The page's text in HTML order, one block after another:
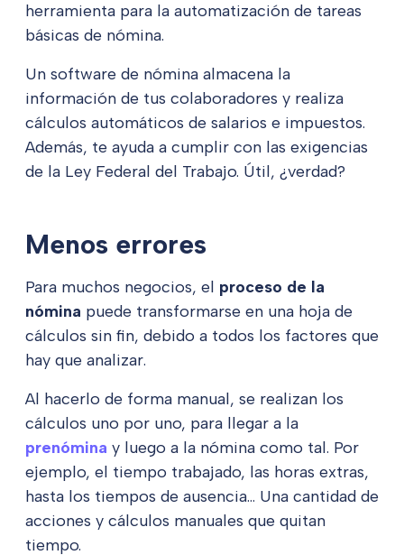
herramienta para la automatización de tareas
básicas de nómina.
Un software de nómina almacena la
información de tus colaboradores y realiza
cálculos automáticos de salarios e impuestos.
Además, te ayuda a cumplir con las exigencias
de la Ley Federal del Trabajo. Útil, ¿verdad?
Menos errores
Para muchos negocios, el proceso de la
nómina puede transformarse en una hoja de
cálculos sin fin, debido a todos los factores que
hay que analizar.
Al hacerlo de forma manual, se realizan los
cálculos uno por uno, para llegar a la
prenómina y luego a la nómina como tal. Por
ejemplo, el tiempo trabajado, las horas extras,
hasta los tiempos de ausencia… Una cantidad de
acciones y cálculos manuales que quitan
tiempo.